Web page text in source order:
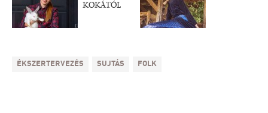
KOKÁTÓL
ÉKSZERTERVEZÉS SUJTÁS FOLK